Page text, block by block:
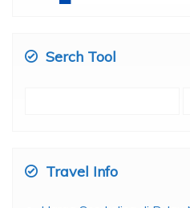
Serch Tool
Travel Info